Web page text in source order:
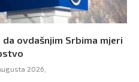
ovdašnjim Srbima mjeri
2026,